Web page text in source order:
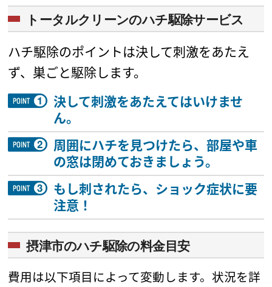
トータルクリーンのハチ駆除サービス
ハチ駆除のポイントは決して刺激をあたえ
ず、巣ごと駆除します。
決して刺激をあたえてはいけませ
ん。
周囲にハチを見つけたら、部屋や車
の窓は閉めておきましょう。
もし刺されたら、ショック症状に要
注意！
摂津市のハチ駆除の料金目安
費用は以下項目によって変動します。状況を詳